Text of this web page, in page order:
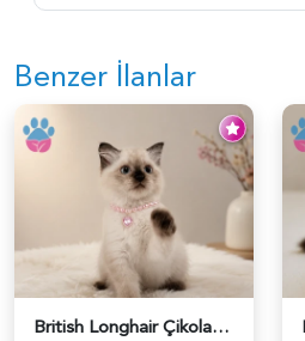
Benzer İlanlar
British Longhair Çikolatalı Sütlü Dişi Yavrumuz - 6347